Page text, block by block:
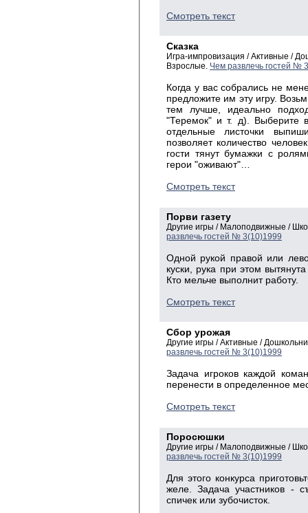
Смотреть текст
Сказка
Игра-импровизация / Активные /
Взрослые. Чем развлечь гостей №
Когда у вас собрались не
предложите им эту игру.
тем лучше, идеально
"Теремок" и т. д). Выберите
отдельные листочки
позволяет количество
гости тянут бумажки с
герои "оживают"…
Смотреть текст
Порви газету
Другие игры / Малоподвижные /
развлечь гостей № 3(10)1999
Одной рукой правой или
куски, рука при этом
Кто мельче выполнит работу.
Смотреть текст
Сбор урожая
Другие игры / Активные /
развлечь гостей № 3(10)1999
Задача игроков каждой
перенести в определенное
Смотреть текст
Поросюшки
Другие игры / Малоподвижные /
развлечь гостей № 3(10)1999
Для этого конкурса
желе. Задача участников -
спичек или зубочисток.